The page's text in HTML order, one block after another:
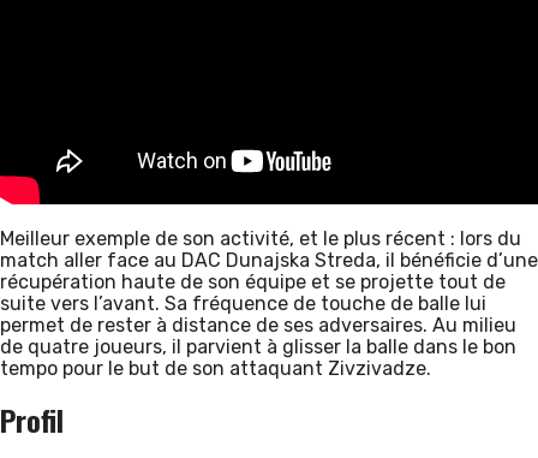
Meilleur exemple de son activité, et le plus récent : lors du
match aller face au DAC Dunajska Streda, il bénéficie d’une
récupération haute de son équipe et se projette tout de
suite vers l’avant. Sa fréquence de touche de balle lui
permet de rester à distance de ses adversaires. Au milieu
de quatre joueurs, il parvient à glisser la balle dans le bon
tempo pour le but de son attaquant Zivzivadze.
Profil